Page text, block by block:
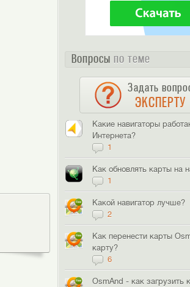
Вопросы по теме
Задать
ЭКСПЕРТУ
Какие навигаторы
Интернета?
1
Как обновлять карты на
1
Какой навигатор лучше?
2
Как перенести карты
карту?
6
OsmAnd - как загрузить